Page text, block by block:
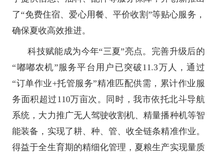
了“免费住宿、爱心用餐、平价收割”等贴心服务，
确保夏收高效推进。
科技赋能成为今年“三夏”亮点。完善升级后的
“嘟嘟农机”服务平台用户已突破11.3万人，通过
“订单作业+托管服务”精准匹配供需，累计作业服
务面积超过110万亩次。同时，我市依托北斗导航
系统，大力推广无人驾驶收割机、精量播种机等智
能装备，实现了耕、种、管、收全链条精准作业。
得益于全生育期的精细化管理，夏粮生产实现量质